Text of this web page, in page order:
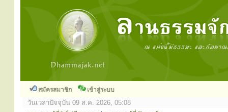
สมัครสมาชิก เข้าสู่ระบบ
วันเวลาปัจจุบัน 09 ส.ค. 2026, 05:08